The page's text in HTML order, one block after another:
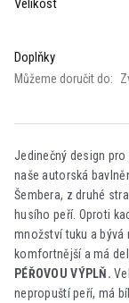
Velikost
Doplňky
Můžeme doručit do:
Jedinečný design pro
naše autorská
Šembera, z druhé
husího peří. Oproti
množství tuku a bývá
komfortnější a má
PÉŘOVOU VÝPLŇ.
nepropuští peří, má